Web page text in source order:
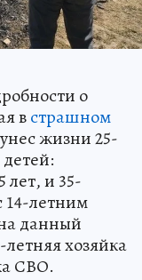
о
встрашном
жизни 25-
лет, и 35-
14-летним
данный
хозяйка
СВО.